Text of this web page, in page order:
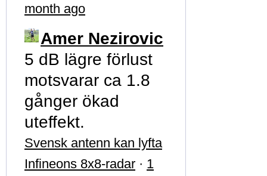
month ago
Amer Nezirovic
5 dB lägre förlust
motsvarar ca 1.8
gånger ökad
uteffekt.
Svensk antenn kan lyfta
Infineons 8x8-radar · 1